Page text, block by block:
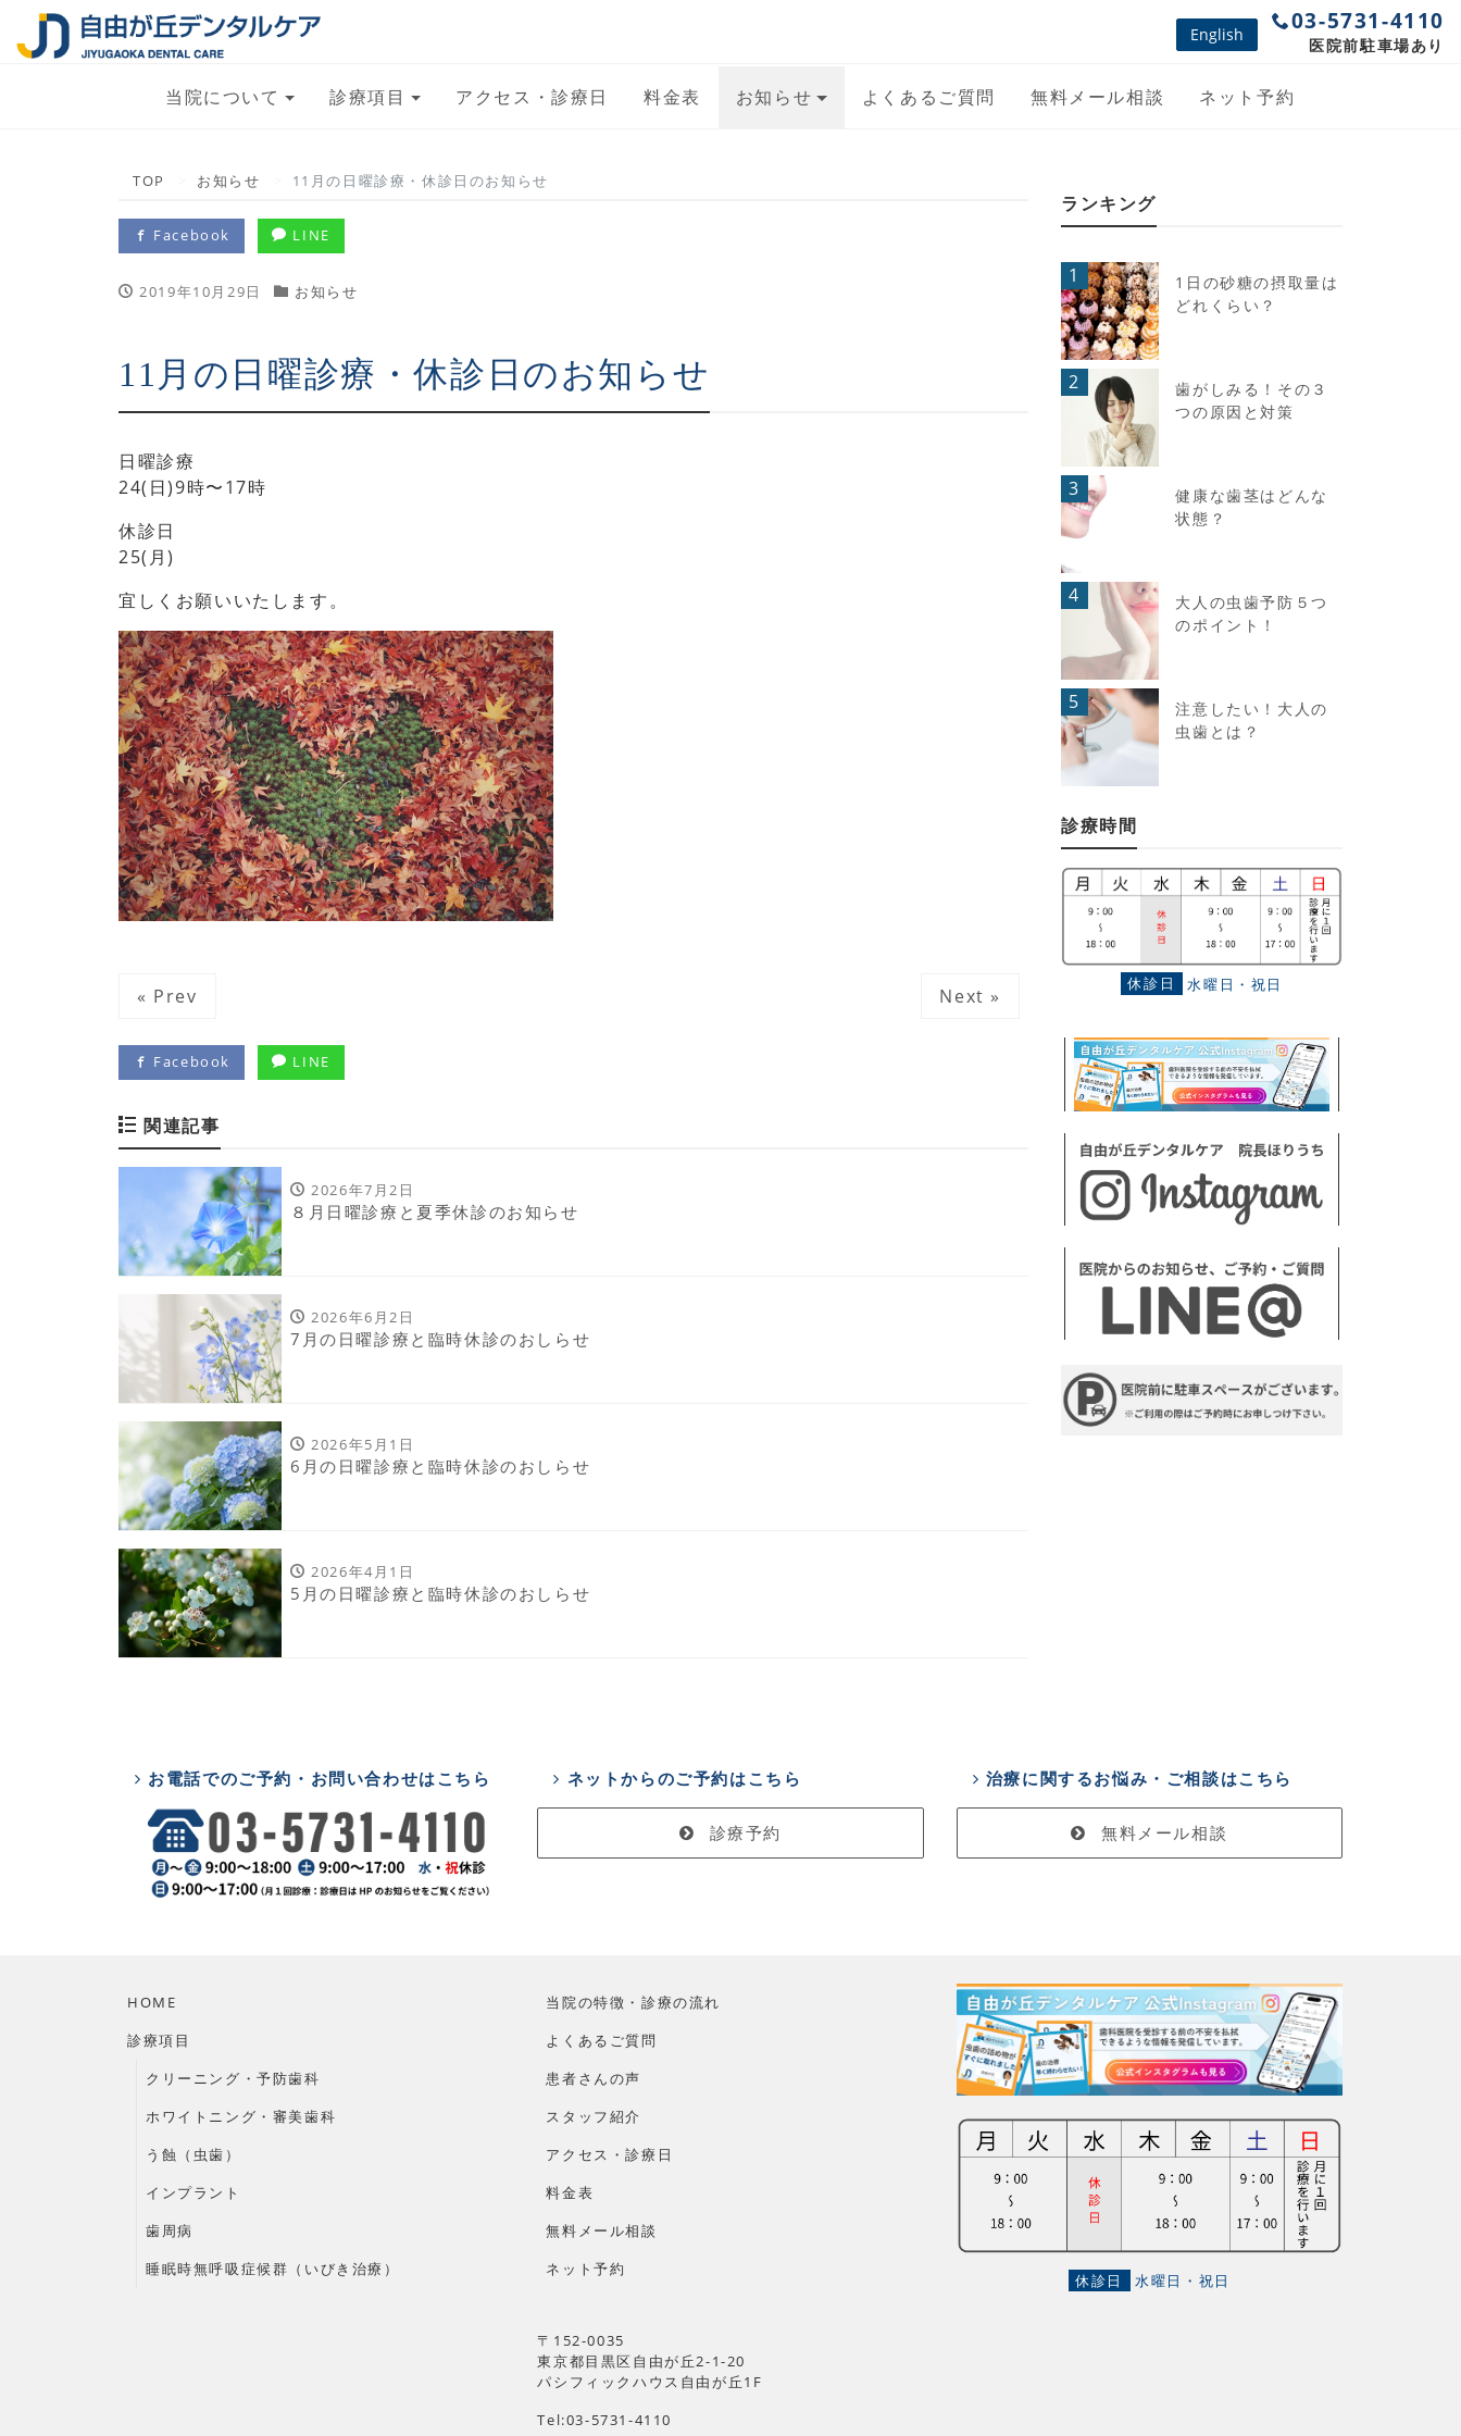
English 03-5731-4110
医院前駐車場あり
当院について 診療項目 アクセス・診療日 料金表 お知らせ よくあるご質問 無料メール相談 ネット予約
TOP お知らせ 11月の日曜診療・休診日のお知らせ
Facebook LINE
2019年10月29日 お知らせ
11月の日曜診療・休診日のお知らせ
日曜診療
24(日)9時〜17時
休診日
25(月)
宜しくお願いいたします。
« Prev Next »
Facebook LINE
関連記事
2026年7月2日
８月日曜診療と夏季休診のお知らせ
2026年6月2日
7月の日曜診療と臨時休診のおしらせ
2026年5月1日
6月の日曜診療と臨時休診のおしらせ
2026年4月1日
5月の日曜診療と臨時休診のおしらせ
ランキング
1
1日の砂糖の摂取量は
どれくらい？
2
歯がしみる！その３
つの原因と対策
3
健康な歯茎はどんな
状態？
4
大人の虫歯予防５つ
のポイント！
5
注意したい！大人の
虫歯とは？
診療時間
休診日 水曜日・祝日
お電話でのご予約・お問い合わせはこちら ネットからのご予約はこちら
診療予約
治療に関するお悩み・ご相談はこちら
無料メール相談
HOME
診療項目
クリーニング・予防歯科
ホワイトニング・審美歯科
う蝕（虫歯）
インプラント
歯周病
睡眠時無呼吸症候群（いびき治療）
当院の特徴・診療の流れ
よくあるご質問
患者さんの声
スタッフ紹介
アクセス・診療日
料金表
無料メール相談
ネット予約
休診日 水曜日・祝日
〒152-0035
東京都目黒区自由が丘2-1-20
パシフィックハウス自由が丘1F
Tel:03-5731-4110